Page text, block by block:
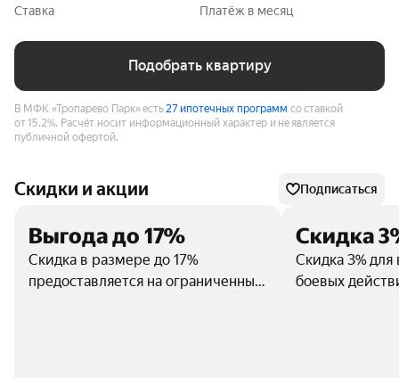
Ставка Платёж в месяц
Подобрать квартиру
В МФК «Тропарево Парк» есть27 ипотечных программ со ставкой
от 15.2%. Расчёт носит информационный характер и не является
публичной офертой.
Скидки и акции Подписаться
Выгода до 17%
Скидка в размере до 17%
предоставляется на ограниченный
Скидка
Скидка 3%
боевых